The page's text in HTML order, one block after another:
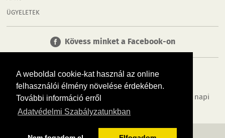
A weboldal cookie-kat használ az online
felhasználói élmény növelése érdekében.
További információ erről
Adatvédelmi Szabályzatunkban
ÜGYELETEK
Kövess minket a Facebook-on
Tudj meg többet városodról! Hírek, programok, képek, napi
menü, cégek…. és minden, ami Rábaköz
MÉDIAAJÁNLÓ ADATVÉDELEM IMPRESSZUM RÓLUNK